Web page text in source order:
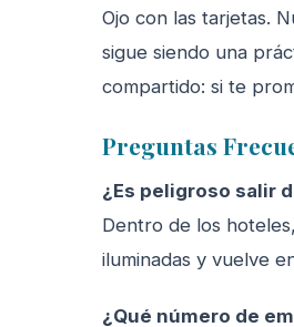
Ojo con las tarjetas.
sigue siendo una
compartido: si te
Preguntas
¿Es peligroso salir
Dentro de los
iluminadas y vuelve
¿Qué número de